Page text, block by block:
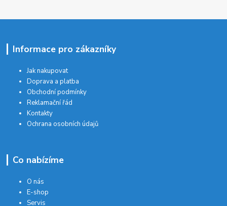
Informace pro zákazníky
Jak nakupovat
Doprava a platba
Obchodní podmínky
Reklamační řád
Kontakty
Ochrana osobních údajů
Co nabízíme
O nás
E-shop
Servis